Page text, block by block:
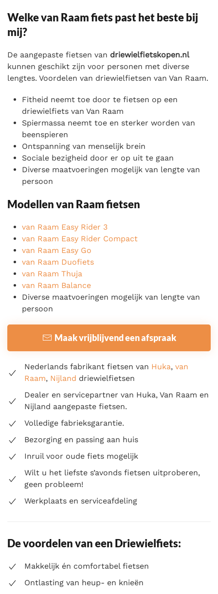
Welke van Raam fiets past het beste bij
mij?
De aangepaste fietsen van driewielfietskopen.nl
kunnen geschikt zijn voor personen met diverse
lengtes. Voordelen van driewielfietsen van Van Raam.
Fitheid neemt toe door te fietsen op een
driewielfiets van Van Raam
Spiermassa neemt toe en sterker worden van
beenspieren
Ontspanning van menselijk brein
Sociale bezigheid door er op uit te gaan
Diverse maatvoeringen mogelijk van lengte van
persoon
Modellen van Raam fietsen
van Raam Easy Rider 3
van Raam Easy Rider Compact
van Raam Easy Go
van Raam Duofiets
van Raam Thuja
van Raam Balance
Diverse maatvoeringen mogelijk van lengte van
persoon
Maak vrijblijvend een afspraak
Nederlands fabrikant fietsen van Huka, van
Raam, Nijland driewielfietsen
Dealer en servicepartner van Huka, Van Raam en
Nijland aangepaste fietsen.
Volledige fabrieksgarantie.
Bezorging en passing aan huis
Inruil voor oude fiets mogelijk
Wilt u het liefste s’avonds fietsen uitproberen,
geen probleem!
Werkplaats en serviceafdeling
De voordelen van een Driewielfiets:
Makkelijk én comfortabel fietsen
Ontlasting van heup- en knieën